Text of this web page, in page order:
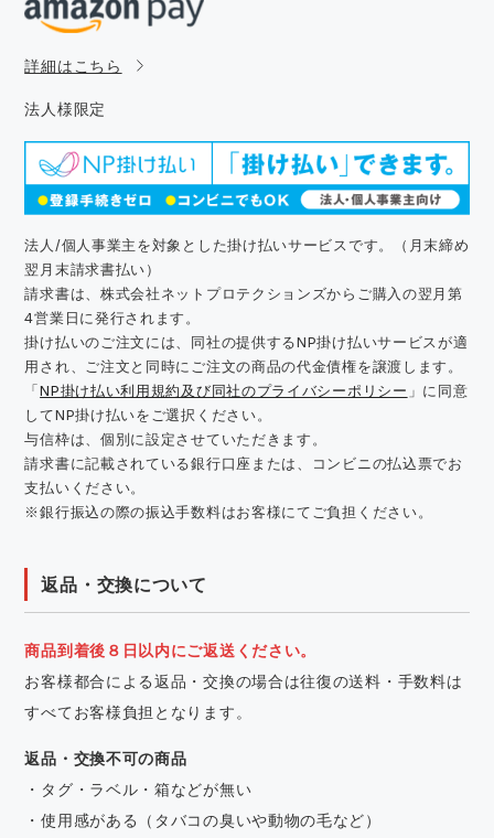
詳細はこちら
法人様限定
法人/個人事業主を対象とした掛け払いサービスです。（月末締め
翌月末請求書払い）
請求書は、株式会社ネットプロテクションズからご購入の翌月第
4営業日に発行されます。
掛け払いのご注文には、同社の提供するNP掛け払いサービスが適
用され、ご注文と同時にご注文の商品の代金債権を譲渡します。
「NP掛け払い利用規約及び同社のプライバシーポリシー 」に同意
してNP掛け払いをご選択ください。
与信枠は、個別に設定させていただきます。
請求書に記載されている銀行口座または、コンビニの払込票でお
支払いください。
※銀行振込の際の振込手数料はお客様にてご負担ください。
返品・交換について
商品到着後８日以内にご返送ください。
お客様都合による返品・交換の場合は往復の送料・手数料は
すべてお客様負担となります。
返品・交換不可の商品
・タグ・ラベル・箱などが無い
・使用感がある（タバコの臭いや動物の毛など）